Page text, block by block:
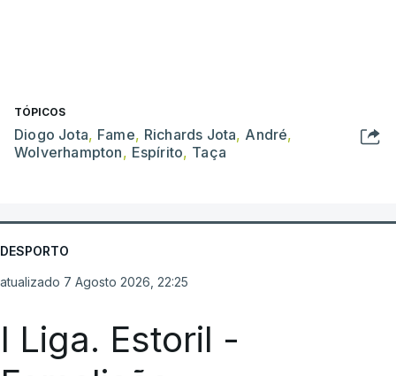
TÓPICOS
Diogo Jota, Fame, Richards Jota, André,
Wolverhampton, Espírito, Taça
DESPORTO
atualizado 7 Agosto 2026, 22:25
I Liga. Estoril -